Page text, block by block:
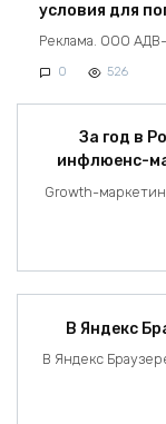
условия для
Реклама. ООО
0 526
За год в
инфлюенс-
Growth-
В Яндекс
В Яндекс